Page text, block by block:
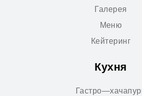
Галерея
Меню
Кейтеринг
Кухня